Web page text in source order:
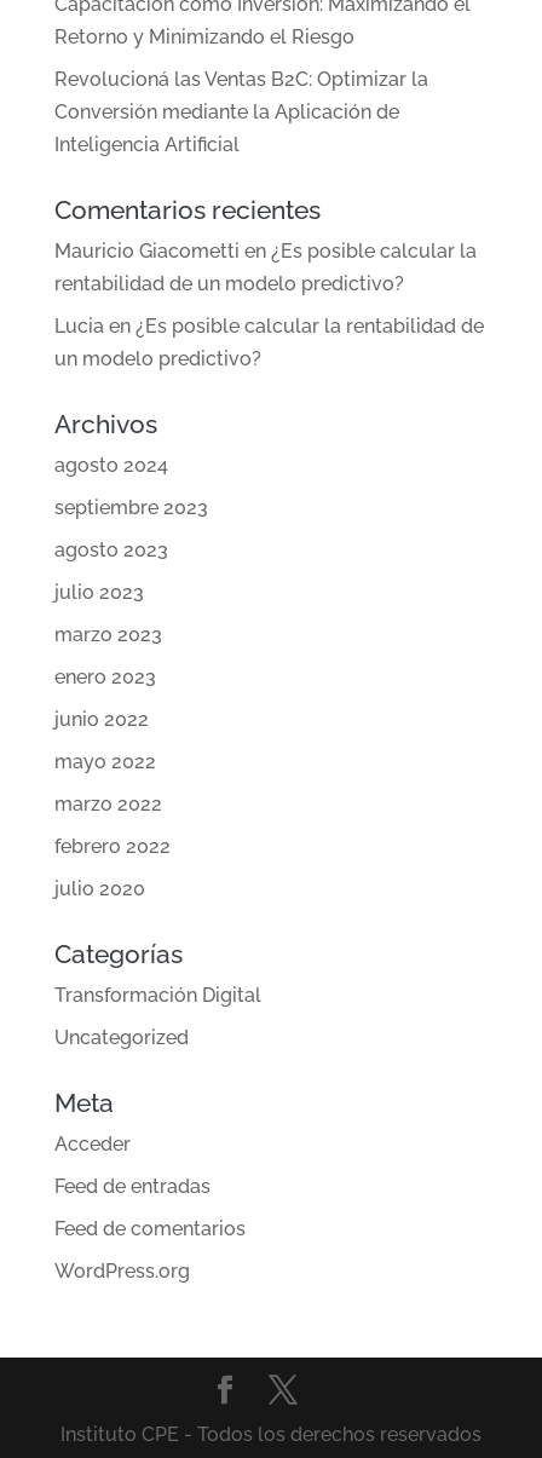
Retorno y Minimizando el Riesgo
Revolucioná las Ventas B2C: Optimizar la
Conversión mediante la Aplicación de
Inteligencia Artificial
Comentarios recientes
Mauricio Giacometti en ¿Es posible calcular la
rentabilidad de un modelo predictivo?
Lucia en ¿Es posible calcular la rentabilidad de
un modelo predictivo?
Archivos
agosto 2024
septiembre 2023
agosto 2023
julio 2023
marzo 2023
enero 2023
junio 2022
mayo 2022
marzo 2022
febrero 2022
julio 2020
Categorías
Transformación Digital
Uncategorized
Meta
Acceder
Feed de entradas
Feed de comentarios
WordPress.org
Instituto CPE - Todos los derechos reservados